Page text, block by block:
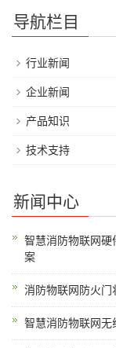
导航栏目
行业新闻
企业新闻
产品知识
技术支持
新闻中心
智慧消防物联网硬
案
消防物联网防火门
智慧消防物联网无